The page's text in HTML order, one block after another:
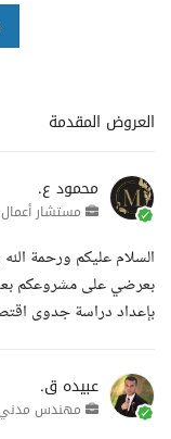
العروض المقدمة
محمود ع.
مستشار أعمال
السلام عليكم ورحمة
بعرضي على مشروعكم
بإعداد دراسة جدوى
عبيده ق.
مهندس مدني